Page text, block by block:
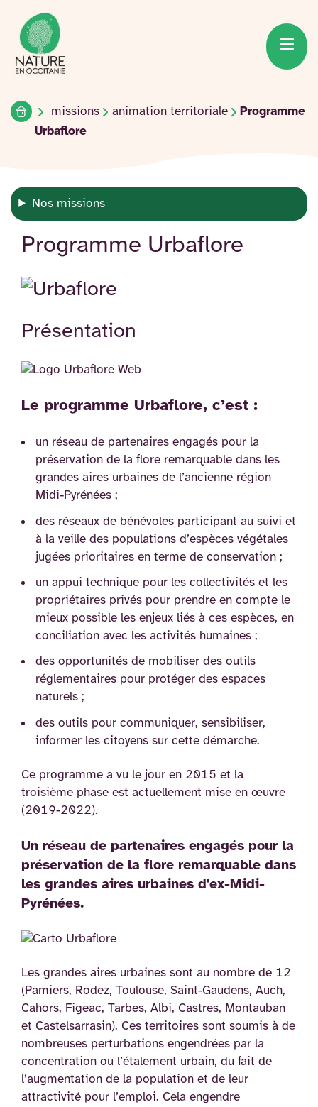
Accéder
au
contenu
Accueil du site
Accueilmissions animation territoriale
Programme
Urbaflore
Nos missions
Programme Urbaflore
Présentation
Le programme Urbaflore, c’est :
un réseau de partenaires engagés pour la
préservation de la flore remarquable dans les
grandes aires urbaines de l’ancienne région
Midi-Pyrénées ;
des réseaux de bénévoles participant au suivi et
à la veille des populations d’espèces végétales
jugées prioritaires en terme de conservation ;
un appui technique pour les collectivités et les
propriétaires privés pour prendre en compte le
mieux possible les enjeux liés à ces espèces, en
conciliation avec les activités humaines ;
des opportunités de mobiliser des outils
réglementaires pour protéger des espaces
naturels ;
des outils pour communiquer, sensibiliser,
informer les citoyens sur cette démarche.
Ce programme a vu le jour en 2015 et la
troisième phase est actuellement mise en œuvre
(2019-2022).
Un réseau de partenaires engagés pour la
préservation de la flore remarquable dans
les grandes aires urbaines d'ex-Midi-
Pyrénées.
Les grandes aires urbaines sont au nombre de 12
(Pamiers, Rodez, Toulouse, Saint-Gaudens, Auch,
Cahors, Figeac, Tarbes, Albi, Castres, Montauban
et Castelsarrasin). Ces territoires sont soumis à de
nombreuses perturbations engendrées par la
concentration ou l’étalement urbain, du fait de
l’augmentation de la population et de leur
attractivité pour l’emploi. Cela engendre